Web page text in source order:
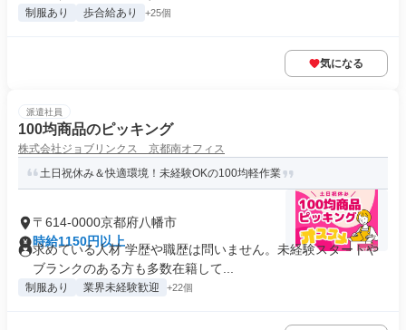
制服あり 歩合給あり +25個
気になる
派遣社員
100均商品のピッキング
株式会社ジョブリンクス 京都南オフィス
土日祝休み＆快適環境！未経験OKの100均軽作業
〒614-0000京都府八幡市
時給1150円以上
求めている人材 学歴や職歴は問いません。未経験スタートや
ブランクのある方も多数在籍して...
制服あり 業界未経験歓迎 +22個